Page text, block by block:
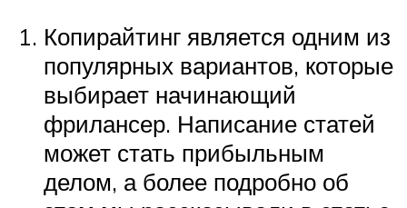
Копирайтинг является одним из
популярных вариантов, которые
выбирает начинающий
фрилансер. Написание статей
может стать прибыльным
делом, а более подробно об